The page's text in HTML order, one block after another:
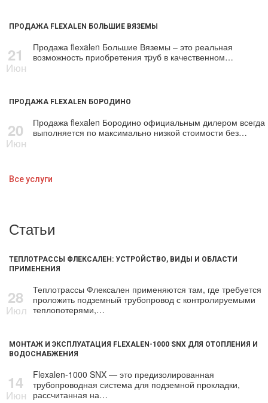
ПРОДАЖА FLEXALEN БОЛЬШИЕ ВЯЗЕМЫ
21
Июн
Продажа flехalеn Большие Вяземы – это реальная
возможность приобретения тpуб в качественном…
ПРОДАЖА FLEXALEN БОРОДИНО
20
Июн
Продажа flехalеn Бородино официальным дилером всегда
выполняется по максимально низкой стоимости без…
Все услуги
Статьи
ТЕПЛОТРАССЫ ФЛЕКСАЛЕН: УСТРОЙСТВО, ВИДЫ И ОБЛАСТИ
ПРИМЕНЕНИЯ
28
Июл
Теплотрассы Флексален применяются там, где требуется
проложить подземный трубопровод с контролируемыми
теплопотерями,…
МОНТАЖ И ЭКСПЛУАТАЦИЯ FLEXALEN-1000 SNX ДЛЯ ОТОПЛЕНИЯ И
ВОДОСНАБЖЕНИЯ
14
Июн
Flexalen-1000 SNX — это предизолированная
трубопроводная система для подземной прокладки,
рассчитанная на…